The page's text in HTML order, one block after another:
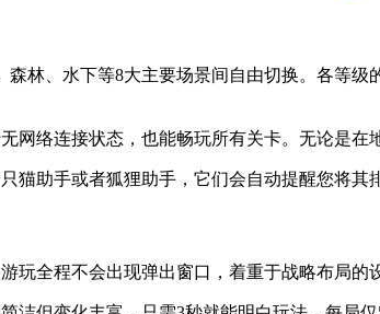
森林、水下等8大主要场景间自由切换。各等
网络连接状态，也能畅玩所有关卡。无论是在
猫助手或者狐狸助手，它们会自动提醒您将其
玩全程不会出现弹出窗口，着重于战略布局的